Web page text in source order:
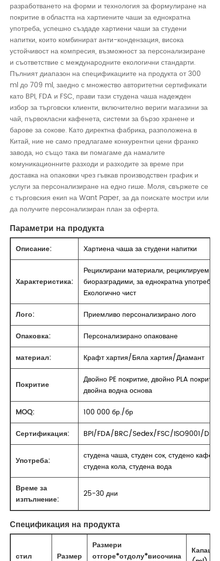
разработването на форми и технология за формулиране на
покритие в областта на хартиените чаши за еднократна
употреба, успешно създаде хартиени чаши за студени
напитки, които комбинират анти-кондензация, висока
устойчивост на компресия, възможност за персонализиране
и съответствие с международните екологични стандарти.
Пълният диапазон на спецификациите на продукта от 300
ml до 709 ml, заедно с множество авторитетни сертификати
като BPI, FDA и FSC, прави тази студена чаша надежден
избор за търговски клиенти, включително вериги магазини за
чай, първокласни кафенета, системи за бързо хранене и
барове за сокове. Като директна фабрика, разположена в
Китай, ние не само предлагаме конкурентни цени франко
завода, но също така ви помагаме да намалите
комуникационните разходи и разходите за време при
доставка на опаковки чрез гъвкав производствен график и
услуги за персонализиране на едно гише. Моля, свържете се
с търговския екип на Want Paper, за да поискате мостри или
да получите персонализиран план за оферта.
Параметри на продукта
Описание: Хартиена чаша за студени напитки
Характеристика:
Рециклирани материали, рециклируеми,
биоразградими, за еднократна употреба,
Екологично чист
Лого:
Приемливо персонализирано лого
Опаковка:
Персонализирано опаковане
материал:
Крафт хартия/Бяла хартия/Диамант
Покритие
Двойно PE покритие, двойно PLA
двойна водна основа
MOQ:
100 000 бр./бр
Сертификация:
BPI/FDA/BRC/Sedex/FSC/ISO9001/
Употреба:
студена чаша, студен сок, студено кафе,
студена кола, студена вода
Време за
изпълнение:
25-30 дни
Спецификация на продукта
стил Размер
Размери
отгоре*отдолу*височина